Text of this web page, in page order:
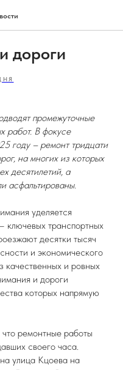
дороги
промежуточные
работ. В фокусе
году – ремонт тридцати
на многих из которых
десятилетий, а
асфальтированы.
уделяется
ключевых транспортных
десятки тысяч
и экономического
качественных и ровных
и дороги
которых напрямую
ремонтные работы
своего часа.
улица Кцоева на